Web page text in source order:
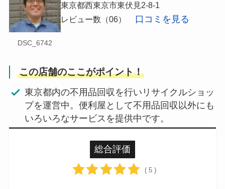
DSC_6742
東京都西東京市東伏見2-8-1
レビュー数（06）
口コミを見る
この店舗のここがポイント！
東京都内の不用品回収を行いリサイクルショッ
プを運営中。便利屋として不用品回収以外にも
いろいろなサービスを提供中です。
総合評価
( 5 )